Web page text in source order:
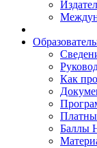
Как
Баллы